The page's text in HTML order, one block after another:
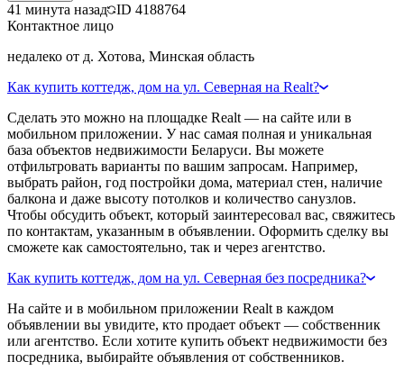
41 минута назад ID 4188764
Контактное лицо
недалеко от д. Хотова, Минская область
Как купить коттедж, дом на ул. Северная на Realt?
Сделать это можно на площадке Realt — на сайте или в
мобильном приложении. У нас самая полная и уникальная
база объектов недвижимости Беларуси. Вы можете
отфильтровать варианты по вашим запросам. Например,
выбрать район, год постройки дома, материал стен, наличие
балкона и даже высоту потолков и количество санузлов.
Чтобы обсудить объект, который заинтересовал вас, свяжитесь
по контактам, указанным в объявлении. Оформить сделку вы
сможете как самостоятельно, так и через агентство.
Как купить коттедж, дом на ул. Северная без посредника?
На сайте и в мобильном приложении Realt в каждом
объявлении вы увидите, кто продает объект — собственник
или агентство. Если хотите купить объект недвижимости без
посредника, выбирайте объявления от собственников.